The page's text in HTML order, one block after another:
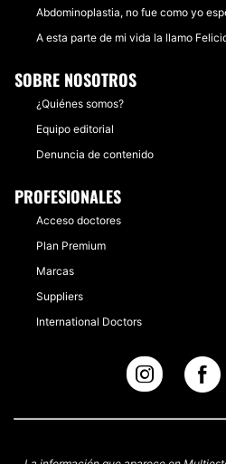
Abdominoplastia, no fue como yo
A esta parte de mi vida la llamo
SOBRE NOSOTROS
¿Quiénes somos?
Equipo editorial
Denuncia de contenido
PROFESIONALES
Acceso doctores
Plan Premium
Marcas
Suppliers
International Doctors